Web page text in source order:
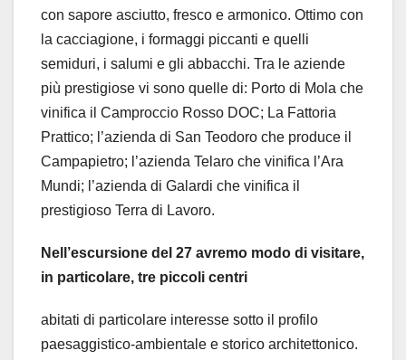
con sapore asciutto, fresco e armonico. Ottimo con
la cacciagione, i formaggi piccanti e quelli
semiduri, i salumi e gli abbacchi. Tra le aziende
più prestigiose vi sono quelle di: Porto di Mola che
vinifica il Camproccio Rosso DOC; La Fattoria
Prattico; l’azienda di San Teodoro che produce il
Campapietro; l’azienda Telaro che vinifica l’Ara
Mundi; l’azienda di Galardi che vinifica il
prestigioso Terra di Lavoro.
Nell’escursione del 27 avremo modo di visitare,
in particolare, tre piccoli centri
abitati di particolare interesse sotto il profilo
paesaggistico-ambientale e storico architettonico.